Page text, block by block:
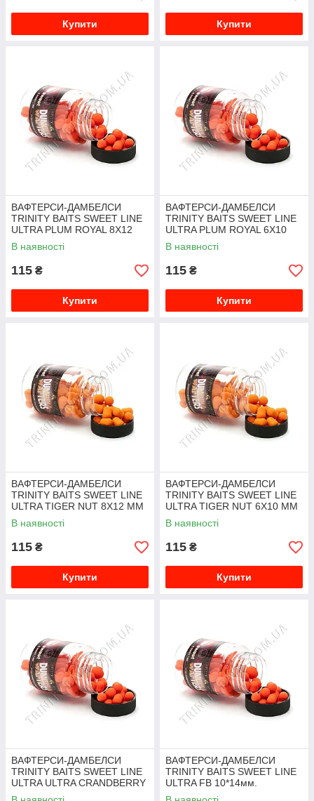
Купити Купити
ВАФТЕРСИ-ДАМБЕЛСИ
TRINITY BAITS SWEET LINE
ULTRA PLUM ROYAL 8Х12
ММ
В наявності
115 ₴
Купити
ВАФТЕРСИ-ДАМБЕЛСИ
TRINITY BAITS SWEET LINE
ULTRA PLUM ROYAL 6Х10
ММ
В наявності
115 ₴
Купити
ВАФТЕРСИ-ДАМБЕЛСИ
TRINITY BAITS SWEET LINE
ULTRA TIGER NUT 8Х12 ММ
В наявності
115 ₴
Купити
ВАФТЕРСИ-ДАМБЕЛСИ
TRINITY BAITS SWEET LINE
ULTRA TIGER NUT 6Х10 ММ
В наявності
115 ₴
Купити
ВАФТЕРСИ-ДАМБЕЛСИ
TRINITY BAITS SWEET LINE
ULTRA ULTRA CRANDBERRY
10*14 мм
ВАФТЕРСИ-ДАМБЕЛСИ
TRINITY BAITS SWEET LINE
ULTRA FB 10*14мм.